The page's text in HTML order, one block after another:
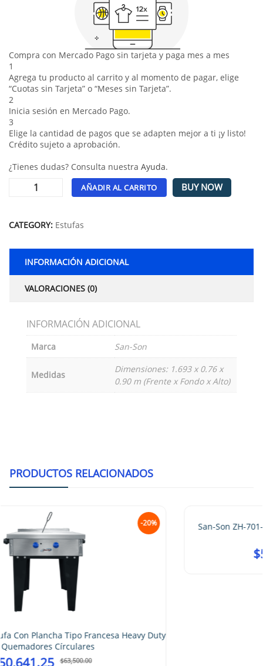
Compra con Mercado Pago sin tarjeta y paga mes a mes
1
Agrega tu producto al carrito y al momento de pagar, elige
“Cuotas sin Tarjeta” o “Meses sin Tarjeta”.
2
Inicia sesión en Mercado Pago.
3
Elige la cantidad de pagos que se adapten mejor a ti ¡y listo!
Crédito sujeto a aprobación.
¿Tienes dudas? Consulta nuestra Ayuda.
AÑADIR AL CARRITO BUY NOW
CATEGORY: Estufas
INFORMACIÓN ADICIONAL
VALORACIONES (0)
INFORMACIÓN ADICIONAL
Marca San-Son
Medidas
Dimensiones: 1.693 x 0.76 x
0.90 m (Frente x Fondo x Alto)
PRODUCTOS RELACIONADOS
Duty
San-Son ZH-701-4 Estufa Heavy Duty De 4
Octagonales